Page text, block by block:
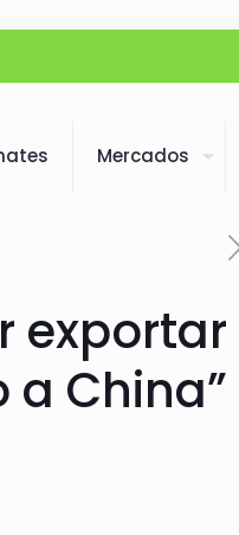
Mercados
exportar
China”